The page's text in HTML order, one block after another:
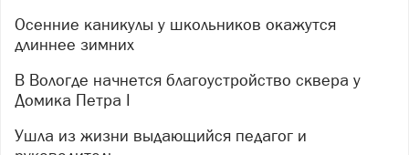
Осенние каникулы у школьников окажутся
длиннее зимних
В Вологде начнется благоустройство сквера у
Домика Петра I
Ушла из жизни выдающийся педагог и